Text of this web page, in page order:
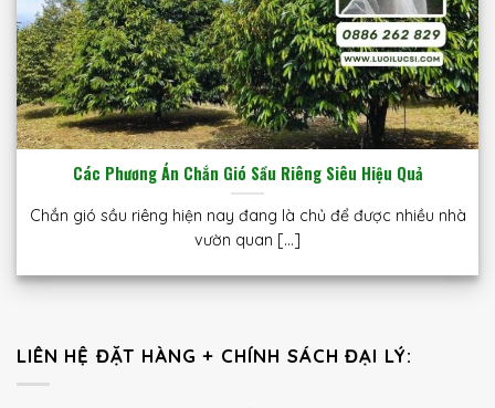
Các Phương Án Chắn Gió Sầu Riêng Siêu Hiệu Quả
Chắn gió sầu riêng hiện nay đang là chủ để được nhiều nhà
vườn quan [...]
LIÊN HỆ ĐẶT HÀNG + CHÍNH SÁCH ĐẠI LÝ: